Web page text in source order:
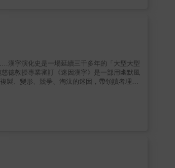
漢字演化史是一場延續三千多年的「大型大型
德教授專業審訂《迷因漢字》是一部用幽默風
製、變形、競爭、淘汰的迷因，帶領讀者理解
的生成、構造與歷史變化：從倉頡造字傳說談
隸書到今文字的關鍵轉折，理解繁簡、異體、
學術表述，改以大量直觀例子與生活用語說
度的漢字系統。這不只是一本談漢字知識的